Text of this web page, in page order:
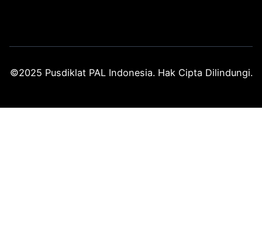
©2025 Pusdiklat PAL Indonesia. Hak Cipta Dilindungi.